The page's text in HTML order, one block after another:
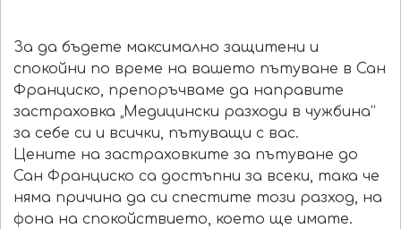
За да бъдете максимално защитени и
спокойни по време на вашето пътуване в Сан
Франциско, препоръчваме да направите
застраховка „Медицински разходи в чужбина“
за себе си и всички, пътуващи с вас.
Цените на застраховките за пътуване до
Сан Франциско са достъпни за всеки, така че
няма причина да си спестите този разход, на
фона на спокойствието, което ще имате.